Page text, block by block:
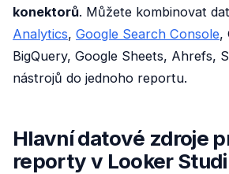
konektorů. Můžete kombinovat
Analytics, Google Search Console,
BigQuery, Google Sheets, Ahrefs,
nástrojů do jednoho reportu.
Hlavní datové zdroje
reporty v Looker